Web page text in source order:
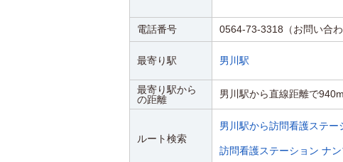
電話番号 0564-73-3318（お問い合わ
最寄り駅 男川駅
最寄り駅から
の距離
男川駅から直線距離で940m
ルート検索
男川駅から訪問看護ステ
訪問看護ステーション ナ